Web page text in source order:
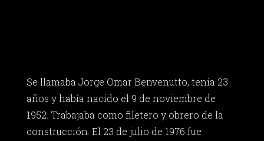
Se llamaba Jorge Omar Benvenutto, tenía 23
años y había nacido el 9 de noviembre de
1952. Trabajaba como filetero y obrero de la
construcción. El 23 de julio de 1976 fue